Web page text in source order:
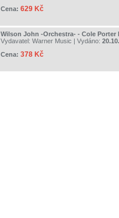
Cena: 629 Kč
Wilson John -Orchestra- - Cole Porter
Vydavatel: Warner Music | Vydáno:
Cena: 378 Kč